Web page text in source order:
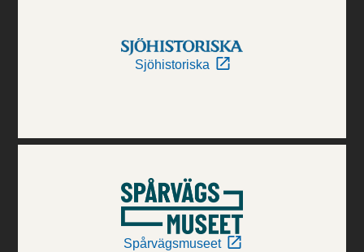
Sjöhistoriska
Spårvägsmuseet